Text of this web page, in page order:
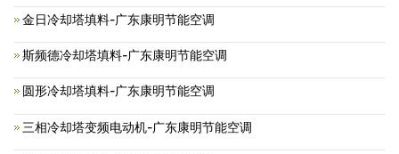
金日冷却塔填料-广东康明节能空调
斯频德冷却塔填料-广东康明节能空调
圆形冷却塔填料-广东康明节能空调
三相冷却塔变频电动机-广东康明节能空调